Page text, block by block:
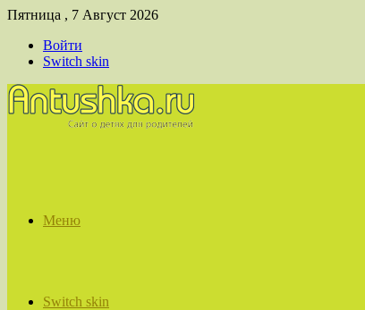
Пятница , 7 Август 2026
Войти
Switch skin
Меню
Switch skin